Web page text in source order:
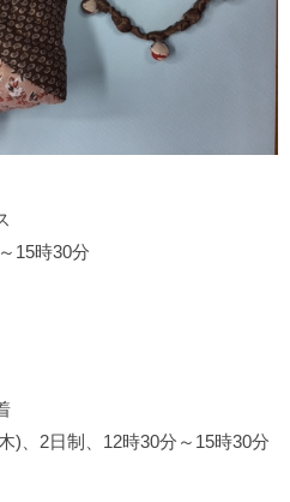
15時30分
)、2日制、12時30分～15時30分